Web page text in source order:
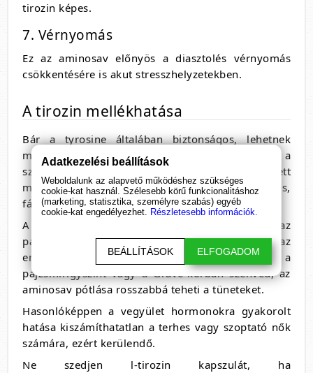
tirozin képes.
7. Vérnyomás
Ez az aminosav előnyös a diasztolés vérnyomás
csökkentésére is akut stresszhelyzetekben.
A tirozin mellékhatása
Bár a tyrosine általában biztonságos, lehetnek
mellékhatások, amikor túl sok tirozin kerül a
szervezetbe és túladagolás alakul ki. A jelentett
mellékhatások közé tartozik az émelygés, fejfájás,
fáradtság, gyomorégés és ízületi fájdalom.
A szervezet tirozint használj a tiroxin, azaz
pajzsmirigyhormon előállítására. Azoknál az
embereknél, akiknél már eleve emelkedett a
pajzsmirigyszint vagy a Grave-kórban szenved, az
aminosav pótlása rosszabbá teheti a tüneteket.
Hasonlóképpen a vegyület hormonokra gyakorolt
hatása kiszámíthatatlan a terhes vagy szoptató nők
számára, ezért kerülendő.
Ne szedjen l-tirozin kapszulát, ha
Adatkezelési beállítások
Weboldalunk az alapvető működéshez szükséges
cookie-kat használ. Szélesebb körű funkcionalitáshoz
(marketing, statisztika, személyre szabás) egyéb
cookie-kat engedélyezhet. Részletesebb információk.
BEÁLLÍTÁSOK ELFOGADOM